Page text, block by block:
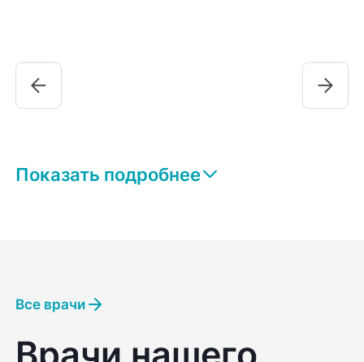
Показать подробнее
Все врачи